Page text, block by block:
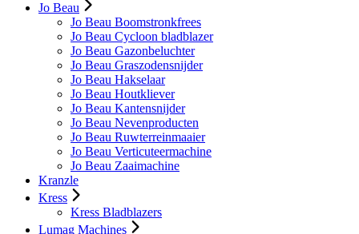
Jo Beau
Jo Beau Boomstronkfrees
Jo Beau Cycloon bladblazer
Jo Beau Gazonbeluchter
Jo Beau Graszodensnijder
Jo Beau Hakselaar
Jo Beau Houtkliever
Jo Beau Kantensnijder
Jo Beau Nevenproducten
Jo Beau Ruwterreinmaaier
Jo Beau Verticuteermachine
Jo Beau Zaaimachine
Kranzle
Kress
Kress Bladblazers
Lumag Machines